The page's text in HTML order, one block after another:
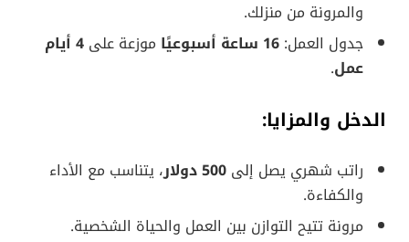
والمرونة من منزلك.
جدول العمل: 16 ساعة أسبوعيًا موزعة على
4 أيام
عمل.
الدخل والمزايا:
راتب شهري يصل إلى 500 دولار
، يتناسب مع الأداء
والكفاءة.
مرونة تتيح التوازن بين العمل والحياة الشخصية.